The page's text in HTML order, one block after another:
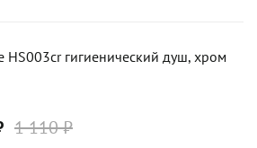
HS003cr гигиенический душ, хром
1 110 ₽